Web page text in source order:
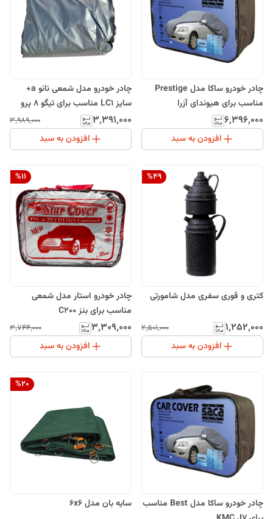
چادر خودرو ساکا مدل Prestige
مناسب برای هیوندای آزرا
۶٬۳۹۶٬۰۰۰
افزودن به سبد
چادر خودرو مدل شمعی نانو a+
سایز LC1 مناسب برای تیگو 8 پرو
۳٬۳۹۱٬۰۰۰ ۳٬۹۸۹٬۰۰۰
افزودن به سبد
%49
کتری و قوری سفری مدل شامورتی
۱٬۲۵۲٬۰۰۰ ۲٬۵۰۱٬۰۰۰
افزودن به سبد
%11
چادر خودرو استار مدل شمعی
مناسب برای بنز C200
۳٬۳۰۹٬۰۰۰ ۳٬۷۴۴٬۰۰۰
افزودن به سبد
چادر خودرو ساکا مدل Best مناسب
%20
سایه بان مدل 6x6